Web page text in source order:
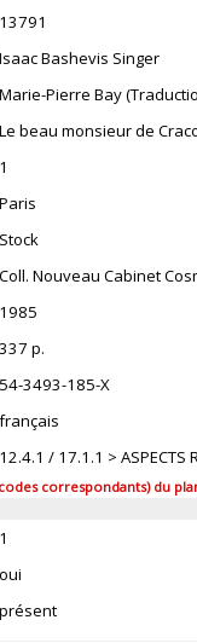
13791
Isaac Bashevis Singer
Marie-Pierre Bay
Le beau monsieur de
1
Paris
Stock
Coll. Nouveau Cabinet
1985
337 p.
54-3493-185-X
français
12.4.1 / 17.1.1 > ASPECTS
correspondants) du
1
oui
présent